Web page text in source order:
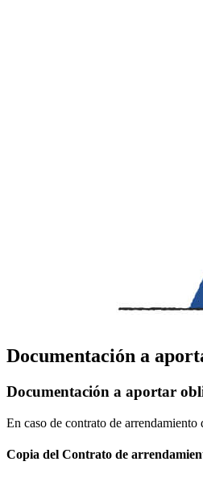
Documentación a
Documentación a aportar
En caso de contrato de arrendamiento
Copia del Contrato de